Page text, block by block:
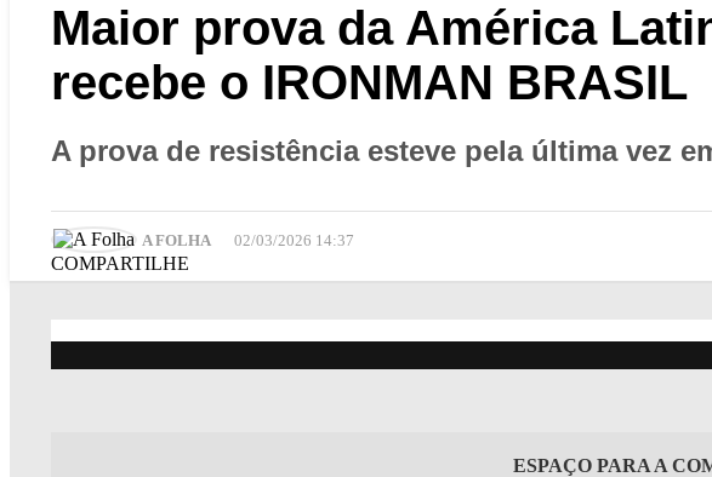
Maior prova da América
recebe o IRONMAN BRASIL
A prova de resistência esteve pela última vez
A FOLHA 02/03/2026 14:37
COMPARTILHE
ESPAÇO PARA A